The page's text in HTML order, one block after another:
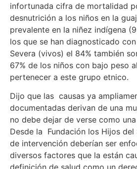
infortunada cifra de mortalidad
desnutrición a los niños en la
prevalente en la niñez indígena
los que se han diagnosticado
Severa (vivos) el 84% también
67% de los niños con bajo peso
pertenecer a este grupo etnico.
Dijo que las causas ya
documentadas derivan de una
no debe dejar de verse como
Desde la Fundación los Hijos
de intervención deberían ser
diversos factores que la están